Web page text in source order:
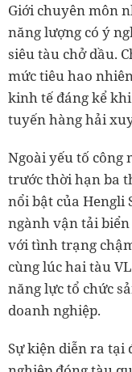
Giới chuyên môn
năng lượng có ý
siêu tàu chở dầu.
mức tiêu hao
kinh tế đáng kể
tuyến hàng hải
Ngoài yếu tố công
trước thời hạn ba
nổi bật của Hengli
ngành vận tải
với tình trạng
cùng lúc hai tàu
năng lực tổ chức
doanh nghiệp.
Sự kiện diễn ra tại